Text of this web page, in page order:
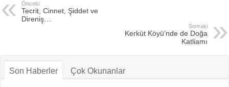
Önceki
Tecrit, Cinnet, Şiddet ve
Direniş…
Sonraki
Kerküt Köyü’nde de Doğa
Katliamı
Son Haberler Çok Okunanlar